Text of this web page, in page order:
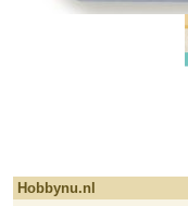
Hobbynu.nl